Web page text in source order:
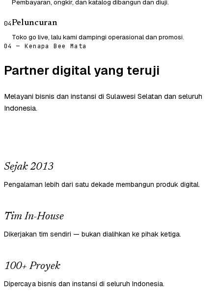
Pembayaran, ongkir, dan katalog dibangun dan diuji.
04Peluncuran
Toko go live, lalu kami dampingi operasional dan promosi.
04 — Kenapa Bee Mata
Partner digital yang teruji
Melayani bisnis dan instansi di Sulawesi Selatan dan seluruh
Indonesia.
Sejak 2013
Pengalaman lebih dari satu dekade membangun produk digital.
Tim In-House
Dikerjakan tim sendiri — bukan dialihkan ke pihak ketiga.
100+ Proyek
Dipercaya bisnis dan instansi di seluruh Indonesia.